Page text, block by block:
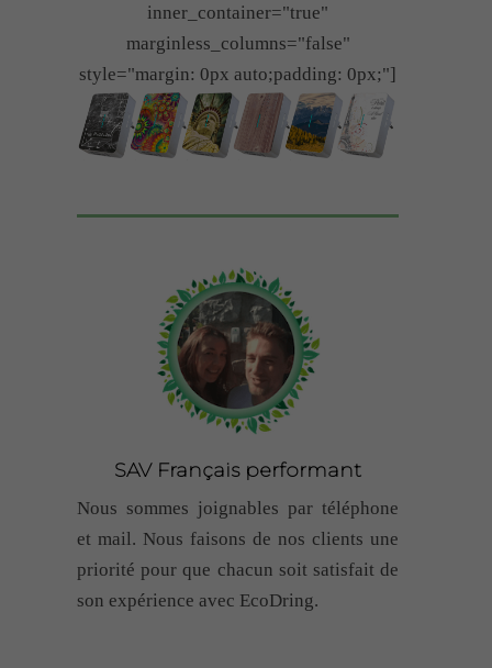
inner_container="true"
marginless_columns="false"
style="margin: 0px auto;padding: 0px;"]
SAV Français performant
Nous sommes joignables par téléphone
et mail. Nous faisons de nos clients une
priorité pour que chacun soit satisfait de
son expérience avec EcoDring.